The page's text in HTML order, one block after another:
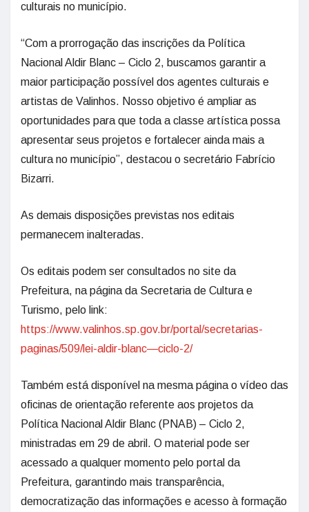
culturais no município.
“Com a prorrogação das inscrições da Política
Nacional Aldir Blanc – Ciclo 2, buscamos garantir a
maior participação possível dos agentes culturais e
artistas de Valinhos. Nosso objetivo é ampliar as
oportunidades para que toda a classe artística possa
apresentar seus projetos e fortalecer ainda mais a
cultura no município”, destacou o secretário Fabrício
Bizarri.
As demais disposições previstas nos editais
permanecem inalteradas.
Os editais podem ser consultados no site da
Prefeitura, na página da Secretaria de Cultura e
Turismo, pelo link:
https://www.valinhos.sp.gov.br/portal/secretarias-
paginas/509/lei-aldir-blanc—ciclo-2/
Também está disponível na mesma página o vídeo das
oficinas de orientação referente aos projetos da
Política Nacional Aldir Blanc (PNAB) – Ciclo 2,
ministradas em 29 de abril. O material pode ser
acessado a qualquer momento pelo portal da
Prefeitura, garantindo mais transparência,
democratização das informações e acesso à formação